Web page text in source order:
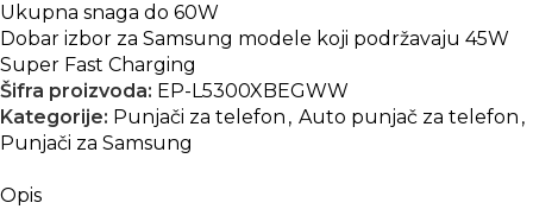
Ukupna snaga do 60W
Dobar izbor za Samsung modele koji podržavaju 45W
Super Fast Charging
Šifra proizvoda: EP-L5300XBEGWW
Kategorije: Punjači za telefon , Auto punjač za telefon ,
Punjači za Samsung
Opis